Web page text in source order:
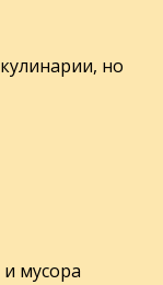
но
мусора